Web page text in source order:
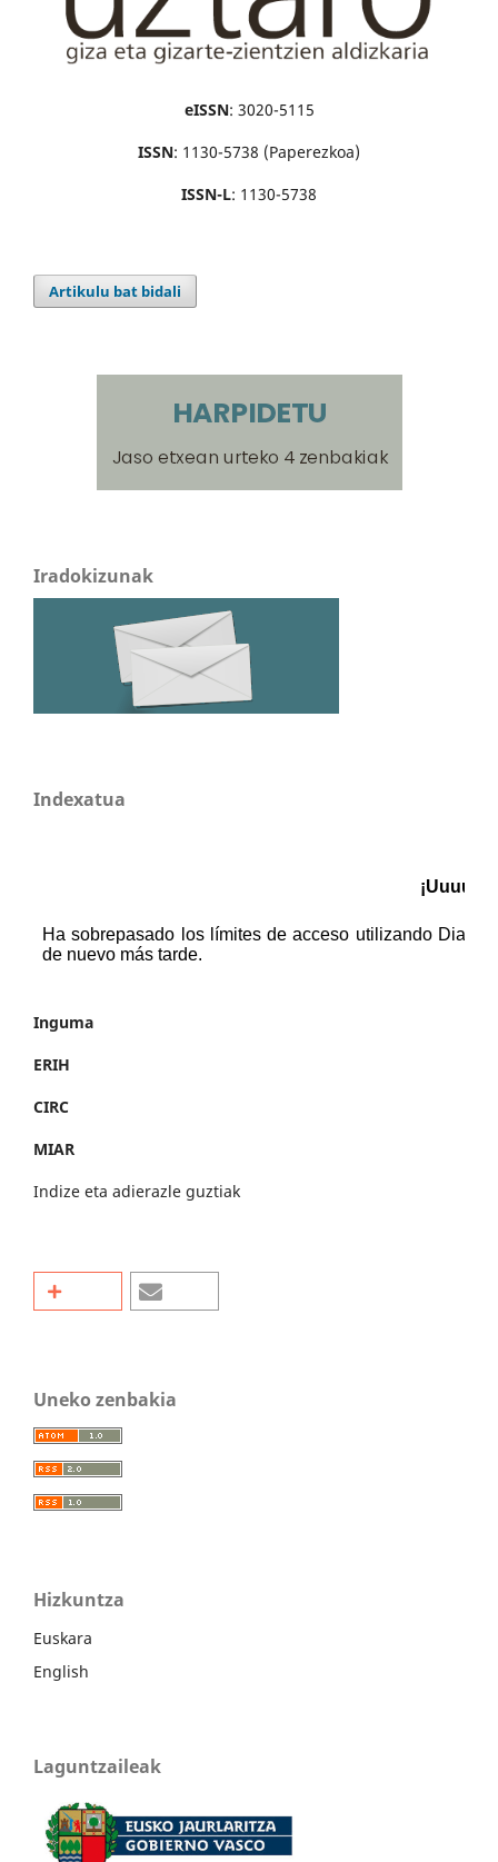
eISSN: 3020-5115
ISSN: 1130-5738 (Paperezkoa)
ISSN-L: 1130-5738
Artikulu bat bidali
Iradokizunak
Indexatua
Inguma
ERIH
CIRC
MIAR
Indize eta adierazle guztiak
Uneko zenbakia
Hizkuntza
Euskara
English
Laguntzaileak